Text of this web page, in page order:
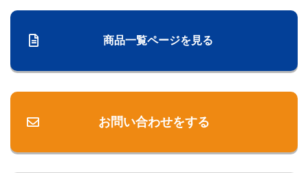
商品一覧ページを見る
お問い合わせをする